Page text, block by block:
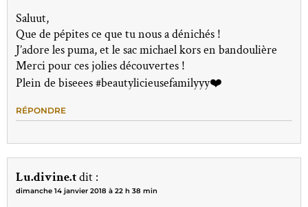
Saluut,
Que de pépites ce que tu nous a dénichés !
J’adore les puma, et le sac michael kors en bandoulière
Merci pour ces jolies découvertes !
Plein de biseees #beautylicieusefamilyyy❤️
RÉPONDRE
Lu.divine.tdit :
dimanche 14 janvier 2018 à 22 h 38 min